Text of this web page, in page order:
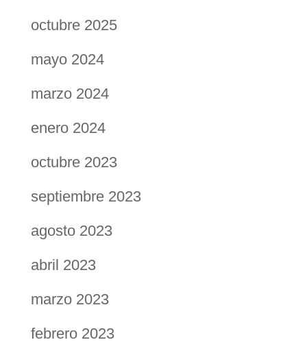
octubre 2025
mayo 2024
marzo 2024
enero 2024
octubre 2023
septiembre 2023
agosto 2023
abril 2023
marzo 2023
febrero 2023